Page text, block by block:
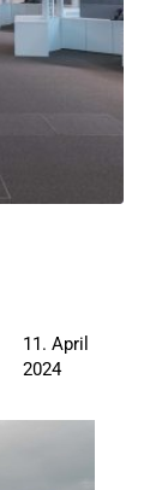
11. April
2024